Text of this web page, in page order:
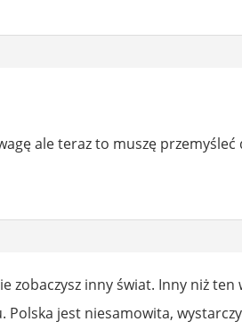
ale teraz to muszę
zobaczysz inny świat. Inny niż ten
Polska jest niesamowita,